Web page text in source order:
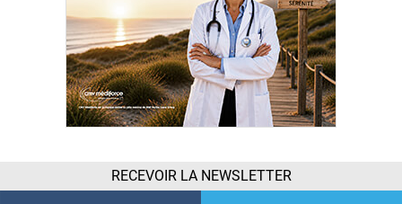
RECEVOIR LA NEWSLETTER